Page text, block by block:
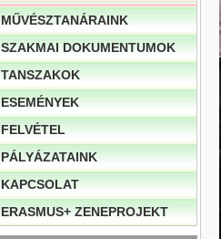
MŰVÉSZTANÁRAINK
SZAKMAI DOKUMENTUMOK
TANSZAKOK
ESEMÉNYEK
FELVÉTEL
PÁLYÁZATAINK
KAPCSOLAT
ERASMUS+ ZENEPROJEKT